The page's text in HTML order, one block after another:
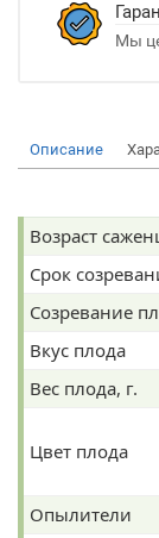
Мы
Описание
Возраст
Срок
Созревание
Вкус плода
Вес плода, г.
Цвет плода
Опылители